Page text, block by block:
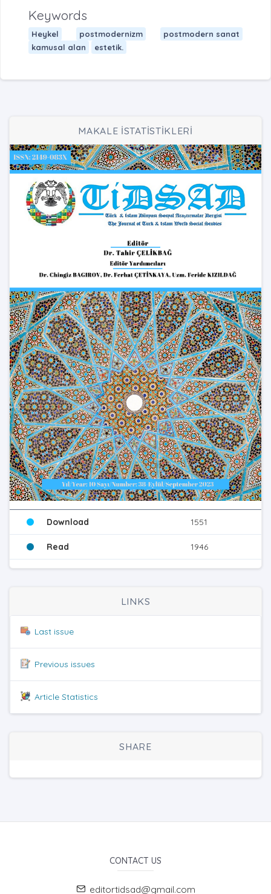
Keywords
Heykel postmodernizm
postmodern sanat
kamusal alan
estetik.
MAKALE İSTATİSTİKLERİ
Download 1551
Read 1946
LINKS
Last issue
Previous issues
Article Statistics
SHARE
CONTACT US
editortidsad@gmail.com